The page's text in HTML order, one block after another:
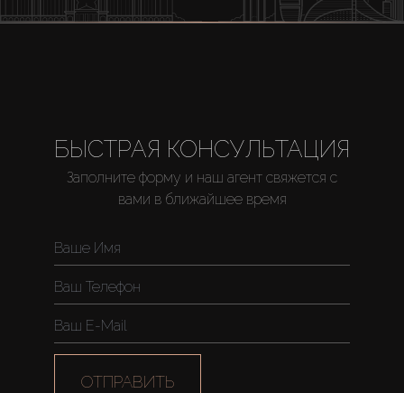
БЫСТРАЯ КОНСУЛЬТАЦИЯ
Заполните форму и наш агент свяжется с
вами в ближайшее время
ОТПРАВИТЬ